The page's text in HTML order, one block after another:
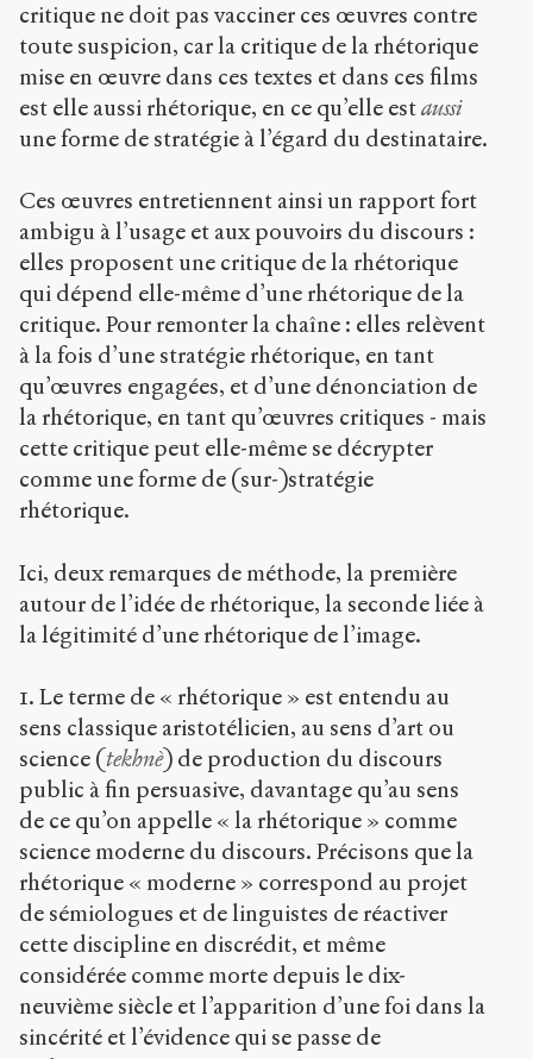
critique ne doit pas vacciner ces œuvres contre
toute suspicion, car la critique de la rhétorique
mise en œuvre dans ces textes et dans ces films
est elle aussi rhétorique, en ce qu’elle estaussi
une forme de stratégie à l’égard du destinataire.
Ces œuvres entretiennent ainsi un rapport fort
ambigu à l’usage et aux pouvoirs du discours :
elles proposent une critique de la rhétorique
qui dépend elle-même d’une rhétorique de la
critique. Pour remonter la chaîne : elles relèvent
à la fois d’une stratégie rhétorique, en tant
qu’œuvres engagées, et d’une dénonciation de
la rhétorique, en tant qu’œuvres critiques - mais
cette critique peut elle-même se décrypter
comme une forme de (sur-)stratégie
rhétorique.
Ici, deux remarques de méthode, la première
autour de l’idée de rhétorique, la seconde liée à
la légitimité d’une rhétorique de l’image.
1. Le terme de « rhétorique » est entendu au
sens classique aristotélicien, au sens d’art ou
science (tekhnè) de production du discours
public à fin persuasive, davantage qu’au sens
de ce qu’on appelle « la rhétorique » comme
science moderne du discours. Précisons que la
rhétorique « moderne » correspond au projet
de sémiologues et de linguistes de réactiver
cette discipline en discrédit, et même
considérée comme morte depuis le dix-
neuvième siècle et l’apparition d’une foi dans la
sincérité et l’évidence qui se passe de